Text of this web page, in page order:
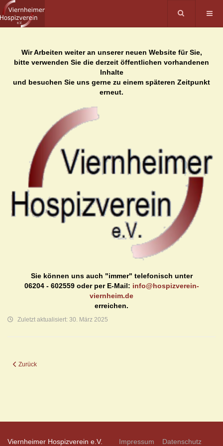
Wir Arbeiten weiter an unserer neuen Website für Sie,
bitte verwenden Sie die derzeit öffentlichen vorhandenen
Inhalte
und besuchen Sie uns gerne zu einem späteren Zeitpunkt
erneut.
Sie können uns auch "immer" telefonisch unter
06204 - 602559 oder per E-Mail: info@hospizverein-
viernheim.de
erreichen.
Zuletzt aktualisiert: 30. März 2025
Vorheriger Beitrag: Termine und Aktuelles
Zurück
Viernheimer Hospizverein e.V. Impressum Datenschutz